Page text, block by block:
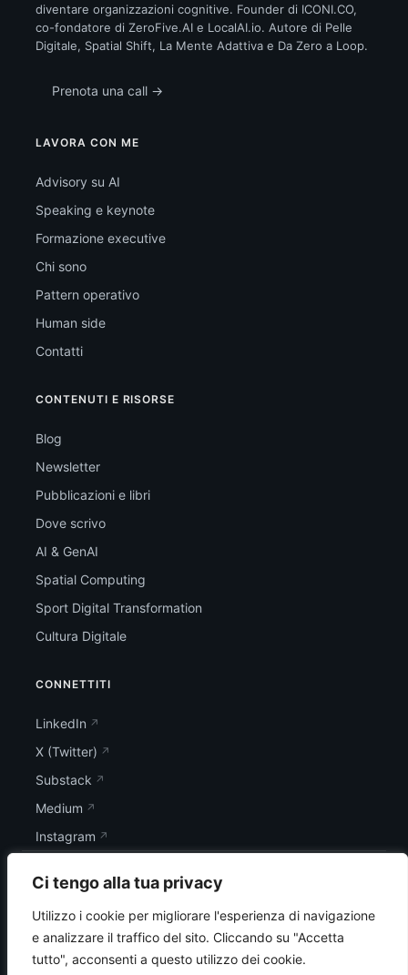
Ci tengo alla tua privacy
Utilizzo i cookie per migliorare l'esperienza di navigazione
e analizzare il traffico del sito. Cliccando su "Accetta
tutto", acconsenti a questo utilizzo dei cookie.
diventare organizzazioni cognitive. Founder di ICONI.CO,
co-fondatore di ZeroFive.AI e LocalAI.io. Autore di Pelle
Digitale, Spatial Shift, La Mente Adattiva e Da Zero a Loop.
Prenota una call →
LAVORA CON ME
Advisory su AI
Speaking e keynote
Formazione executive
Chi sono
Pattern operativo
Human side
Contatti
CONTENUTI E RISORSE
Blog
Newsletter
Pubblicazioni e libri
Dove scrivo
AI & GenAI
Spatial Computing
Sport Digital Transformation
Cultura Digitale
CONNETTITI
LinkedIn
X (Twitter)
Substack
Medium
Instagram